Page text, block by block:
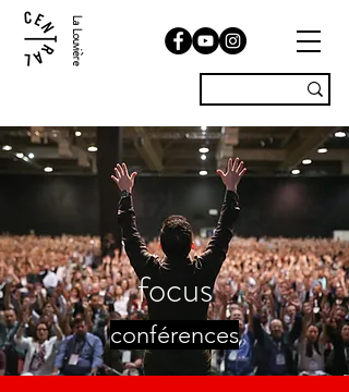
La Louvière
focus
conférences